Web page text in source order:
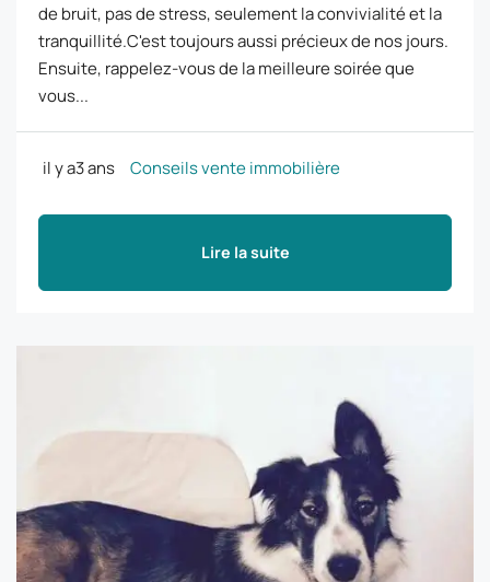
de bruit, pas de stress, seulement la convivialité et la
tranquillité.C'est toujours aussi précieux de nos jours.
Ensuite, rappelez-vous de la meilleure soirée que
vous...
il y a3 ans Conseils vente immobilière
Lire la suite